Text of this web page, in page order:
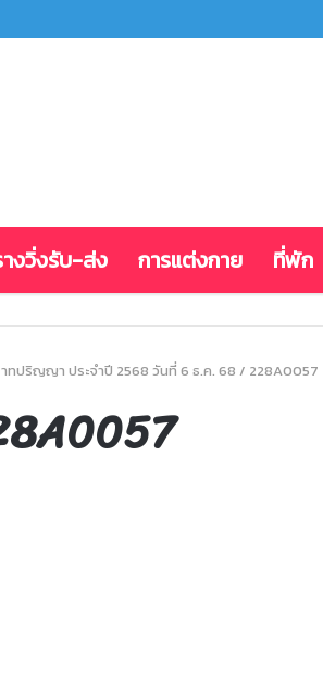
. 68
งวิ่งรับ-ส่ง การแต่งกาย ที่พัก
ทปริญญา ประจำปี 2568 วันที่ 6 ธ.ค. 68 / 228A0057